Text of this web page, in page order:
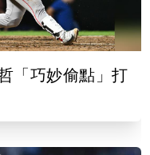
「巧妙偷點」打